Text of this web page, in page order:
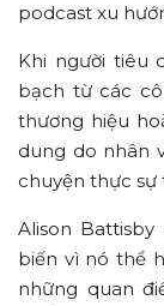
podcast xu
Khi người tiêu
bạch từ các
thương hiệu
dung do nhân
chuyện thực sự
Alison
biến vì nó thể
những quan